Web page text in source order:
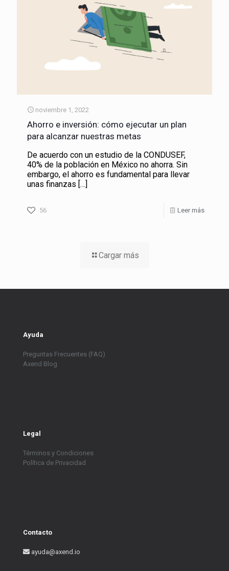
noviembre 1, 2022
Ahorro e inversión: cómo ejecutar un plan
para alcanzar nuestras metas
De acuerdo con un estudio de la CONDUSEF,
40% de la población en México no ahorra. Sin
embargo, el ahorro es fundamental para llevar
unas finanzas […]
56 Leer más
Cargar más
Ayuda
Preguntas Frecuentes (FAQ)
Axend Blog
Legal
Términos y Condiciones
Política de Privacidad
Contacto
ayuda@axend.io